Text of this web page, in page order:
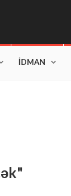
İDMAN